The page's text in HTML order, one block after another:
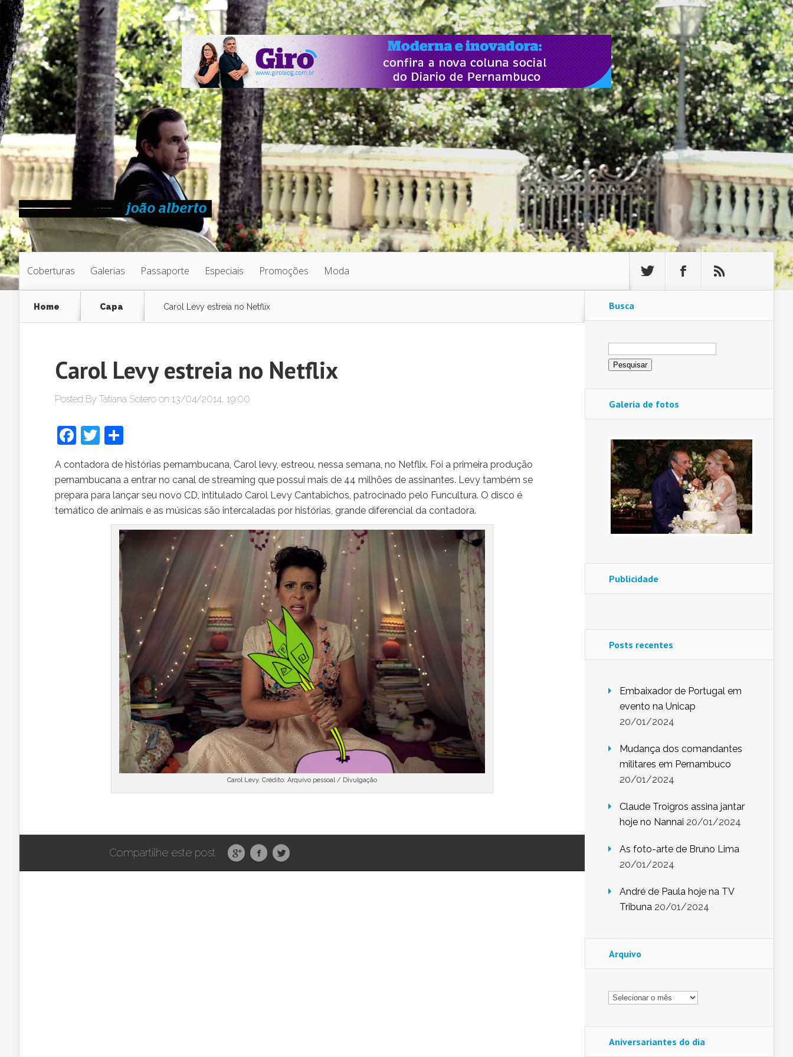
Coberturas Galerias Passaporte Especiais Promoções Moda
Home Capa Carol Levy estreia no Netflix
Carol Levy estreia no Netflix
Posted By Tatiana Sotero on 13/04/2014, 19:00
Facebook
Twitter
A contadora de histórias pernambucana, Carol levy, estreou, nessa semana, no Netflix. Foi a primeira produção
pernambucana a entrar no canal de streaming que possui mais de 44 milhões de assinantes. Levy também se
prepara para lançar seu novo CD, intitulado Carol Levy Cantabichos, patrocinado pelo Funcultura. O disco é
temático de animais e as músicas são intercaladas por histórias, grande diferencial da contadora.
Carol Levy. Crédito: Arquivo pessoal / Divulgação
Compartilhe este post
Busca
Pesquisar
por:
Galeria de fotos
Publicidade
Posts recentes
Embaixador de Portugal em
evento na Unicap
20/01/2024
Mudança dos comandantes
militares em Pernambuco
20/01/2024
Claude Troigros assina jantar
hoje no Nannai 20/01/2024
As foto-arte de Bruno Lima
20/01/2024
André de Paula hoje na TV
Tribuna 20/01/2024
Arquivo
Arquivo
Aniversariantes do dia